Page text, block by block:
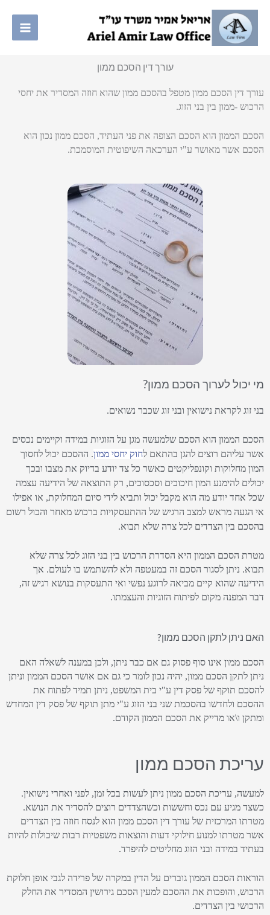
לתוכן
עורך דין הסכם ממון
עורך דין הסכם ממון מטפל בהסכם ממון שהוא חוזה המסדיר את יחסי
הרכוש -ממון בין בני הזוג.
הסכם הממון הוא הסכם הצופה את פני העתיד, הסכם ממון נכון הוא
הסכם אשר מאושר ע"י הערכאה השיפוטית המוסמכת.
מי יכול לערוך הסכם ממון?​
בני זוג לקראת נישואין ובני זוג שכבר נשואים.
הסכם הממון הוא הסכם שלמעשה מגן על הזוגיות במידה וקיימים נכסים
אשר עליהם רוצים להגן בהתאם לחוק יחסי ממון. ההסכם יכול לחסוך
המון מחלוקות וקונפליקטים כאשר כל צד יודע בדיוק את מצבו ובכך
יכולים להימנע המון חיכוכים וסכסוכים, רק התוצאה של הידיעה עצמה
שכל אחד יודע מה הוא מקבל יכול ותביא לידי סיום המחלוקת, או אפילו
אי הגעה מראש למצב הרגיש של ההתעסקויות ברכוש מאחר והכול רשום
בהסכם בין הצדדים לכל צרה שלא תבוא.
מטרת הסכם הממון היא הסדרת הרכוש בין בני הזוג לכל צרה שלא
תבוא. ניתן לסגור הסכם זה במעטפה ולא להשתמש בו לעולם. אך
הידיעה שהוא קיים מביאה לרוגע נפשי ואי התעסקות בנושא רגיש זה,
דבר המפנה מקום לפיתוח הזוגיות והעצמתו.
האם ניתן לתקן הסכם ממון?​
הסכם ממון אינו סוף פסוק גם אם כבר ניתן, ולכן במענה לשאלה האם
ניתן לתקן הסכם ממון, יהיה נכון לומר כי גם אם אושר הסכם הממון וניתן
להסכם תוקף של פסק דין ע"י בית המשפט, ניתן תמיד לפתוח את
ההסכם ולחדשו בהסכמת שני בני הזוג ע"י מתן תוקף של פסק דין המחדש
ומתקן ו\או מדייק את הסכם הממון הקודם.
עריכת הסכם ממון​
למעשה, עריכת הסכם ממון ניתן לעשות בכל זמן, לפני ואחרי נישואין.
כשצד מגיע עם נכס וחששות וכשהצדדים רוצים להסדיר את הנושא.
מטרתו המרכזית של עורך דין הסכם ממון הוא לנסח חוזה בין הצדדים
אשר מטרתו למנוע חילוקי דעות והוצאות משפטיות רבות שיכולות להיות
בעתיד במידה ובני הזוג מחליטים להיפרד.
הוראות הסכם הממון גוברים על הדין במקרה של פרידה לגבי אופן חלוקת
הרכוש, והופכות את ההסכם למעין הסכם גירושין המסדיר את החלק
הרכושי בין הצדדים.